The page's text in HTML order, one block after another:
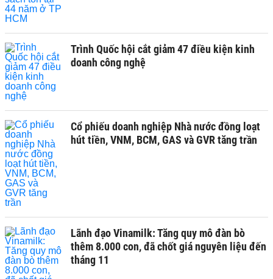
Trình Quốc hội cắt giảm 47 điều kiện kinh
doanh công nghệ
Cổ phiếu doanh nghiệp Nhà nước đồng loạt
hút tiền, VNM, BCM, GAS và GVR tăng trần
Lãnh đạo Vinamilk: Tăng quy mô đàn bò
thêm 8.000 con, đã chốt giá nguyên liệu đến
tháng 11